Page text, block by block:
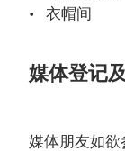
衣帽间
媒体登记
媒体朋友如